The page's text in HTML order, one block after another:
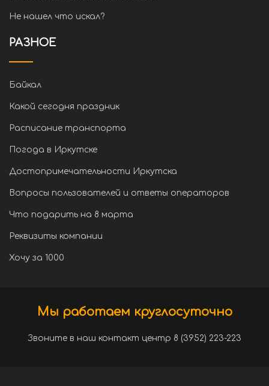
Не нашел что искал?
РАЗНОЕ
Байкал
Какой сегодня праздник
Расписание транспорта
Погода в Иркутске
Достопримечательности Иркутска
Вопросы пользователей и ответы операторов
Что подарить на 8 марта
Реквизиты компании
Хочу за 1000
Мы работаем круглосуточно
Звоните в наш контакт центр 8 (3952) 223-223